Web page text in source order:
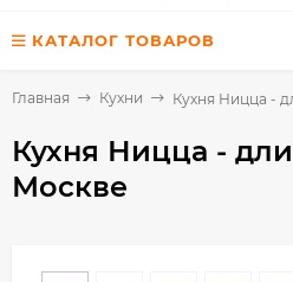
КАТАЛОГ ТОВАРОВ
Главная Кухни Кухня Ницца -
Кухня Ницца -
Москве